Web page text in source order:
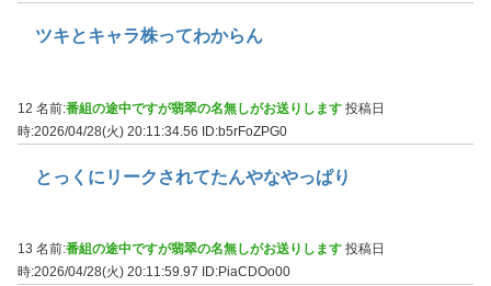
ツキとキャラ株ってわからん
12 名前:番組の途中ですが翡翠の名無しがお送りします 投稿日
時:2026/04/28(火) 20:11:34.56 ID:b5rFoZPG0
とっくにリークされてたんやなやっぱり
13 名前:番組の途中ですが翡翠の名無しがお送りします 投稿日
時:2026/04/28(火) 20:11:59.97
ID:PiaCDOo00